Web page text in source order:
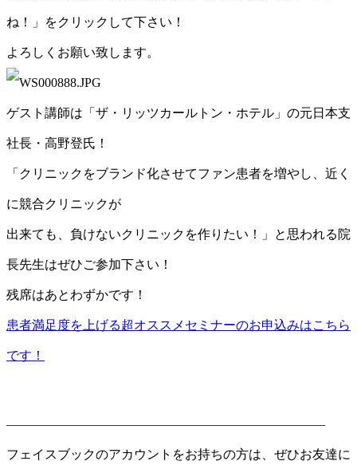
ね！」をクリックして下さい！
よろしくお願い致します。
ゲスト講師は「ザ・リッツカールトン・ホテル」の元日本支
社長・高野登氏！
「クリニックをブランド化させてファン患者を増やし、近く
に競合クリニックが
出来ても、負けないクリニックを作りたい！」と思われる院
長先生はぜひご参加下さい！
残席はあとわずかです！
患者満足度を上げる超オススメセミナーのお申込みはこちら
です！
—————————————————————————
フェイスブックのアカウントをお持ちの方は、ぜひお友達に